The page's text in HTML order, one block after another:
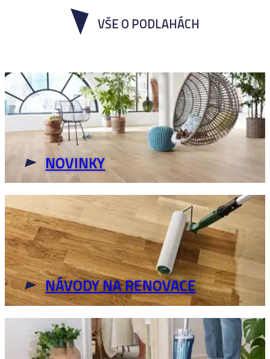
VŠE O PODLAHÁCH
NOVINKY
NÁVODY NA RENOVACE